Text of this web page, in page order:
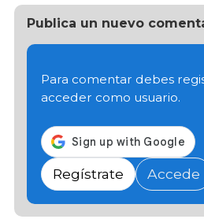
Publica un nuevo
Para comentar debes
acceder como usuario.
Regístrate Accede